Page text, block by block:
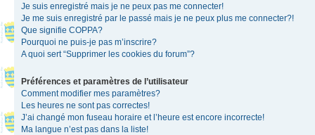
Je suis enregistré mais je ne peux pas me connecter!
Je me suis enregistré par le passé mais je ne peux plus me connecter?!
Que signifie COPPA?
Pourquoi ne puis-je pas m’inscrire?
A quoi sert “Supprimer les cookies du forum”?
Préférences et paramètres de l’utilisateur
Comment modifier mes paramètres?
Les heures ne sont pas correctes!
J’ai changé mon fuseau horaire et l’heure est encore incorrecte!
Ma langue n’est pas dans la liste!